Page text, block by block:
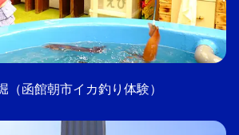
（函館朝市イカ釣り体験）